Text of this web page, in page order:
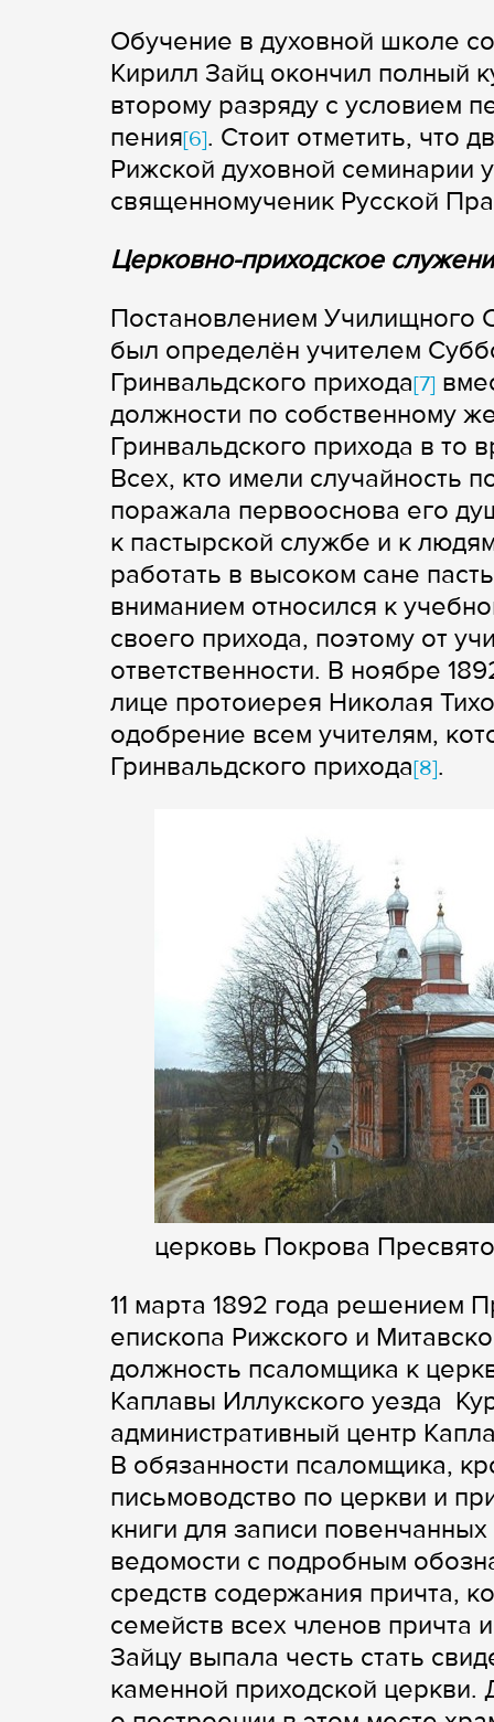
Обучение в духовной школе
Кирилл Зайц окончил полный
второму разряду с условием
пения[6]. Стоит отметить, что
Рижской духовной семинарии
священномученик Русской
Церковно-приходское
Постановлением Училищного
был определён учителем
Гринвальдского прихода[7]
должности по собственному
Гринвальдского прихода в
Всех, кто имели случайность
поражала первооснова его
к пастырской службе и к
работать в высоком сане
вниманием относился к
своего прихода, поэтому от
ответственности. В ноябре
лице протоиерея Николая
одобрение всем учителям,
Гринвальдского прихода[8].
церковь Покрова
11 марта 1892 года решением
епископа Рижского и
должность псаломщика к
Каплавы Иллукского уезда
административный центр
В обязанности псаломщика,
письмоводство по церкви и
книги для записи
ведомости с подробным
средств содержания причта,
семейств всех членов причта
Зайцу выпала честь стать
каменной приходской церкви.